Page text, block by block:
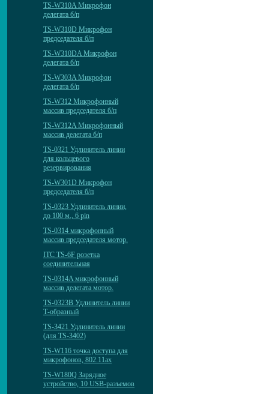
TS-W310A Микрофон
делегата б/п
TS-W310D Микрофон
председателя б/п
TS-W310DA Микрофон
делегата б/п
TS-W303A Микрофон
делегата б/п
TS-W312 Микрофонный
массив председателя б/п
TS-W312A Микрофонный
массив делегата б/п
TS-0321 Удлинитель линии
для кольцевого
резервирования
TS-W301D Микрофон
председателя б/п
TS-0323 Удлинитель линии,
до 100 м., 6 pin
TS-0314 микрофонный
массив председателя мотор.
ITC TS-6F розетка
соединительная
TS-0314A микрофонный
массив делегата мотор.
TS-0323B Удлинитель линии
Т-образный
TS-3421 Удлинитель линии
(для TS-3402)
TS-W116 точка доступа для
микрофонов, 802.11ax
TS-W180Q Зарядное
устройство, 10 USB-разъемов